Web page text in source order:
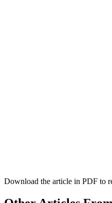
Download the article in PDF to